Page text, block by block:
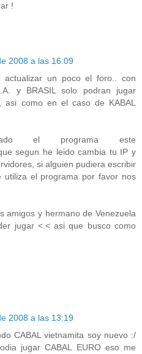
!
2008 a las 16:09
actualizar un poco el foro.. con
y BRASIL solo podran jugar
asi como en el caso de KABAL
el programa este
segun he leido cambia tu IP y
si alguien pudiera escribir
utiliza el programa por favor nos
amigos y hermano de Venezuela
jugar <.< asi que busco como
2008 a las 13:19
CABAL vietnamita soy nuevo :/
jugar CABAL EURO eso me